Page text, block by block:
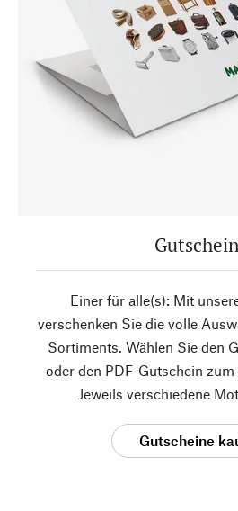
Einer für alle(s): Mit
verschenken Sie die volle
Sortiments. Wählen Sie den
oder den PDF-Gutschein
Jeweils verschiedene
Gutscheine